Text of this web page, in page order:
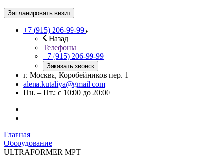
Запланировать визит
+7 (915) 206-99-99
Назад
Телефоны
+7 (915) 206-99-99
Заказать звонок
г. Москва, Коробейников пер. 1
alena.kutaliya@gmail.com
Пн. – Пт.: с 10:00 до 20:00
Главная
Оборудование
ULTRAFORMER MPT